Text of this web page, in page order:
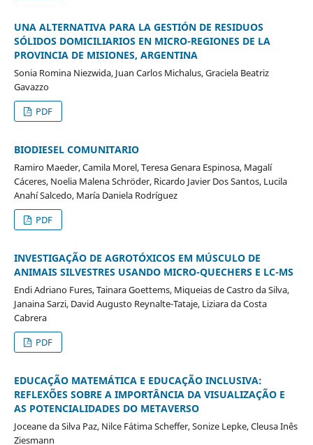
UNA ALTERNATIVA PARA LA GESTIÓN DE RESIDUOS
SÓLIDOS DOMICILIARIOS EN MICRO-REGIONES DE LA
PROVINCIA DE MISIONES, ARGENTINA
Sonia Romina Niezwida, Juan Carlos Michalus, Graciela Beatriz
Gavazzo
PDF
BIODIESEL COMUNITARIO
Ramiro Maeder, Camila Morel, Teresa Genara Espinosa, Magalí
Cáceres, Noelia Malena Schröder, Ricardo Javier Dos Santos, Lucila
Anahí Salcedo, María Daniela Rodríguez
PDF
INVESTIGAÇÃO DE AGROTÓXICOS EM MÚSCULO DE
ANIMAIS SILVESTRES USANDO MICRO-QUECHERS E LC-MS
Endi Adriano Fures, Tainara Goettems, Miqueias de Castro da Silva,
Janaina Sarzi, David Augusto Reynalte-Tataje, Liziara da Costa
Cabrera
PDF
EDUCAÇÃO MATEMÁTICA E EDUCAÇÃO INCLUSIVA:
REFLEXÕES SOBRE A IMPORTÂNCIA DA VISUALIZAÇÃO E
AS POTENCIALIDADES DO METAVERSO
Joceane da Silva Paz, Nilce Fátima Scheffer, Sonize Lepke, Cleusa Inês
Ziesmann